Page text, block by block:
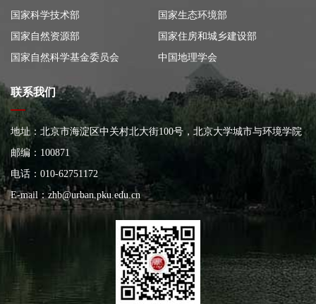
国家科学技术部
国家生态环境部
国家自然资源部
国家住房和城乡建设部
国家自然科学基金委员会
中国地理学会
联系我们
地址：北京市海淀区中关村北大街100号，北京大学城市与环境学院
大楼
邮编：100871
电话：010-62751172
E-mail：zhb@urban.pku.edu.cn